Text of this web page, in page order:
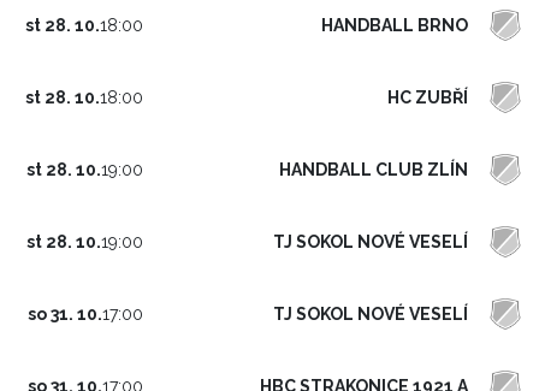
st 28. 10.18:00 HANDBALL BRNO
st 28. 10.18:00 HC ZUBŘÍ
st 28. 10.19:00 HANDBALL CLUB ZLÍN
st 28. 10.19:00 TJ SOKOL NOVÉ VESELÍ
so 31. 10.17:00 TJ SOKOL NOVÉ VESELÍ
so 31. 10.17:00 HBC STRAKONICE 1921 A